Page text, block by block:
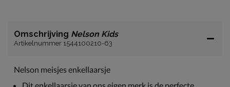
Omschrijving Nelson Kids
Artikelnummer 1544100210-63
Nelson meisjes enkellaarsje